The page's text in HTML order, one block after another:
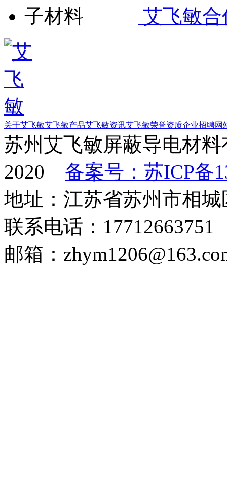
艾飞敏
关于艾飞敏艾飞敏产品艾飞敏资讯艾飞敏荣誉资质企业招聘网
苏州艾飞敏屏蔽导电材
2020 备案号：苏ICP备
地址：江苏省苏州市相
联系电话：17712663751
邮箱：